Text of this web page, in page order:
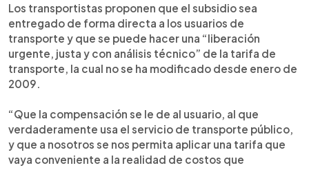
Los transportistas proponen que el subsidio sea
entregado de forma directa a los usuarios de
transporte y que se puede hacer una “liberación
urgente, justa y con análisis técnico” de la tarifa de
transporte, la cual no se ha modificado desde enero de
2009.
“Que la compensación se le de al usuario, al que
verdaderamente usa el servicio de transporte público,
y que a nosotros se nos permita aplicar una tarifa que
vaya conveniente a la realidad de costos que